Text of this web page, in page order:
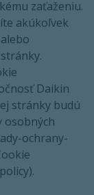
zaťaženiu.
akúkoľvek
Daikin
stránky budú
osobných
ochrany-